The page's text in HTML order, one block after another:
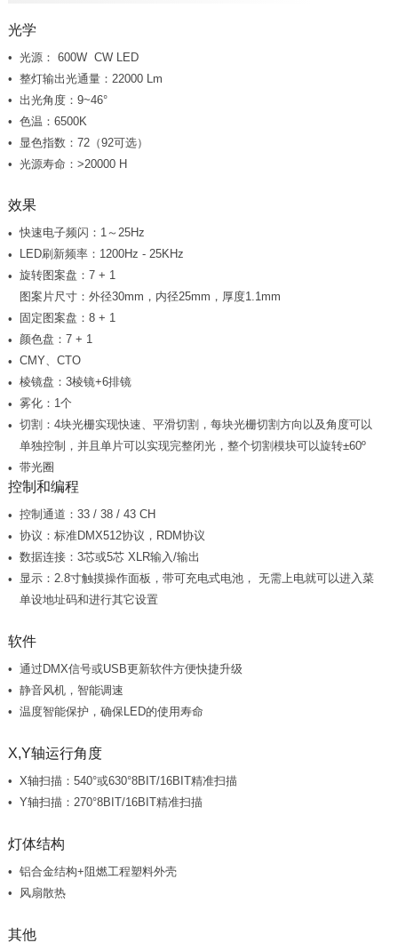
光学
光源： 600W CW LED
整灯输出光通量：22000 Lm
出光角度：9~46°
色温：6500K
显色指数：72（92可选）
光源寿命：>20000 H
效果
快速电子频闪：1～25Hz
LED刷新频率：1200Hz - 25KHz
旋转图案盘：7 + 1
图案片尺寸：外径30mm，内径25mm，厚度1.1mm
固定图案盘：8 + 1
颜色盘：7 + 1
CMY、CTO
棱镜盘：3棱镜+6排镜
雾化：1个
单独控制，并且单片可以实现完整闭光，整个切割模块可以旋转±60º
带光圈
控制和编程
控制通道：33 / 38 / 43 CH
协议：标准DMX512协议，RDM协议
数据连接：3芯或5芯 XLR输入/输出
单设地址码和进行其它设置
软件
通过DMX信号或USB更新软件方便快捷升级
静音风机，智能调速
温度智能保护，确保LED的使用寿命
X,Y轴运行角度
X轴扫描：540°或630°8BIT/16BIT精准扫描
Y轴扫描：270°8BIT/16BIT精准扫描
灯体结构
铝合金结构+阻燃工程塑料外壳
风扇散热
其他